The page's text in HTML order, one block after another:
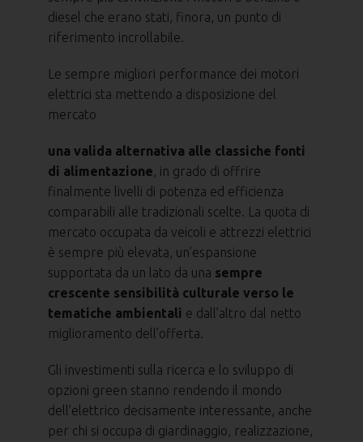
diesel che erano stati, finora, un punto di
riferimento incrollabile.
Le sempre migliori performance dei motori
elettrici sta mettendo a disposizione del
mercato
una valida alternativa alle classiche fonti
di alimentazione, in grado di offrire
finalmente livelli di potenza ed efficienza
comparabili alle tradizionali scelte. La quota di
mercato occupata da veicoli e attrezzi elettrici
è sempre più elevata, un’espansione
supportata da un lato da una sempre
crescente sensibilità culturale verso le
tematiche ambientali e dall’altro dal netto
miglioramento dell’offerta.
Gli investimenti sulla ricerca e lo sviluppo di
opzioni green stanno rendendo il mondo
dell’elettrico decisamente interessante, anche
per chi si occupa di giardinaggio, realizzazione,